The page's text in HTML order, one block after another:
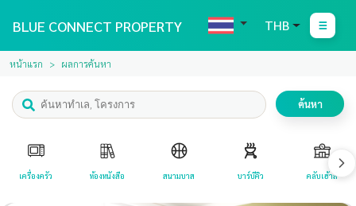
BLUE CONNECT PROPERTY THB
หน้าแรก ผลการค้นหา
ค้นหา
เครื่องครัว ห้องหนังสือ สนามบาส บาร์บีคิว คลับเฮ้าส์